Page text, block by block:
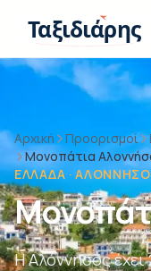
Ταξιδιάρης
Αρχική Προορισμοί
Μονοπάτια
ΕΛΛΆΔΑ ·
Η Αλόννησος